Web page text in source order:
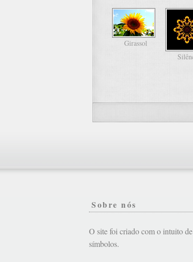
Girassol
Sobre nós
O site foi criado com o intuito
símbolos.